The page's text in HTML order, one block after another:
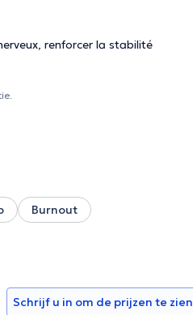
renforcer la stabilité
Burnout
Schrijf u in om de prijzen te zien